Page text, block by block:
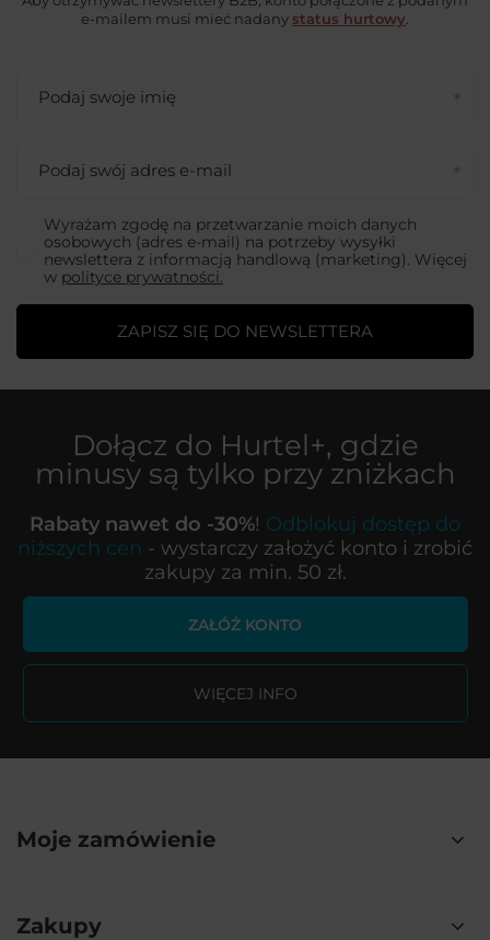
e-mailem musi mieć nadany status hurtowy
Podaj swoje imię
Podaj swój adres e-mail
Wyrażam zgodę na przetwarzanie moich danych
osobowych (adres e-mail) na potrzeby wysyłki
newslettera z informacją handlową (marketing). Więcej
w polityce prywatności.
ZAPISZ SIĘ DO NEWSLETTERA
Dołącz do Hurtel+, gdzie
minusy są tylko przy zniżkach
Rabaty nawet do -30%! Odblokuj dostęp do
niższych cen - wystarczy założyć konto i zrobić
zakupy za min. 50 zł.
ZAŁÓŻ KONTO
WIĘCEJ INFO
Moje zamówienie
Zakupy